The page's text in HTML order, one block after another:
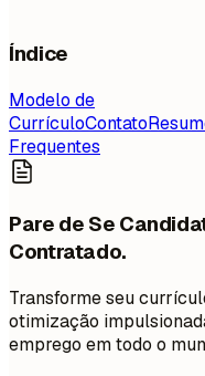
Índice
Modelo de
CurrículoContato
Frequentes
Pare de Se
Contratado.
Transforme seu
otimização
emprego em todo o